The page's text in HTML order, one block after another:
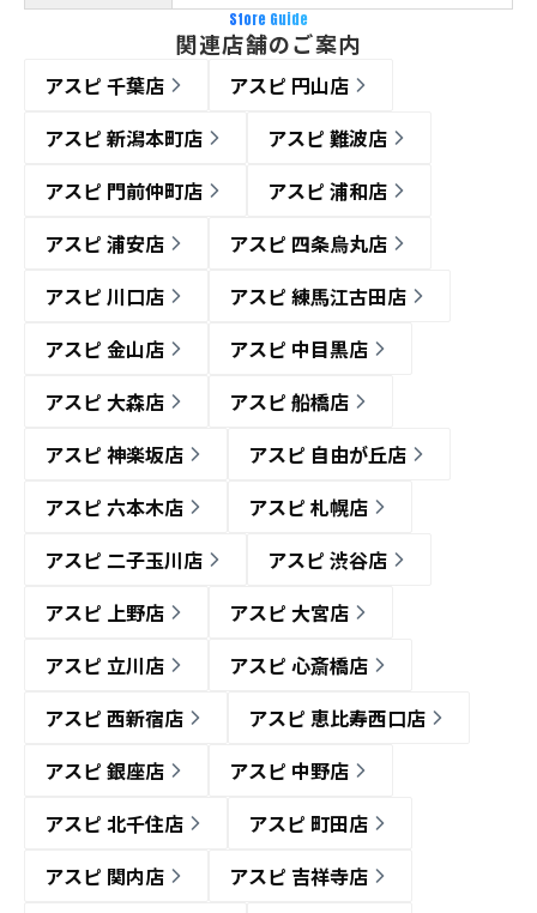
Store Guide
関連店舗のご案内
アスピ 千葉店
アスピ 円山店
アスピ 新潟本町店
アスピ 難波店
アスピ 門前仲町店
アスピ 浦和店
アスピ 浦安店
アスピ 四条烏丸店
アスピ 川口店
アスピ 練馬江古田店
アスピ 金山店
アスピ 中目黒店
アスピ 大森店
アスピ 船橋店
アスピ 神楽坂店
アスピ 自由が丘店
アスピ 六本木店
アスピ 札幌店
アスピ 二子玉川店
アスピ 渋谷店
アスピ 上野店
アスピ 大宮店
アスピ 立川店
アスピ 心斎橋店
アスピ 西新宿店
アスピ 恵比寿西口店
アスピ 銀座店
アスピ 中野店
アスピ 北千住店
アスピ 町田店
アスピ 関内店
アスピ 吉祥寺店